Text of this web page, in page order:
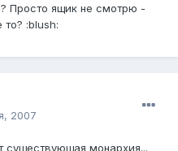
Просто ящик не смотрю -
то? :blush:
2007
существующая монархия...